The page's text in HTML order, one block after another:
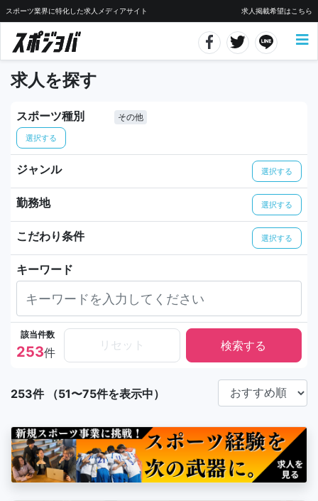
スポーツ業界に特化した求人メディアサイト 求人掲載希望はこちら
求人を探す
スポーツ種別
選択する
その他
ジャンル 選択する
勤務地 選択する
こだわり条件 選択する
キーワード
該当件数
253件
リセット
253件 （51〜75件を表示中）